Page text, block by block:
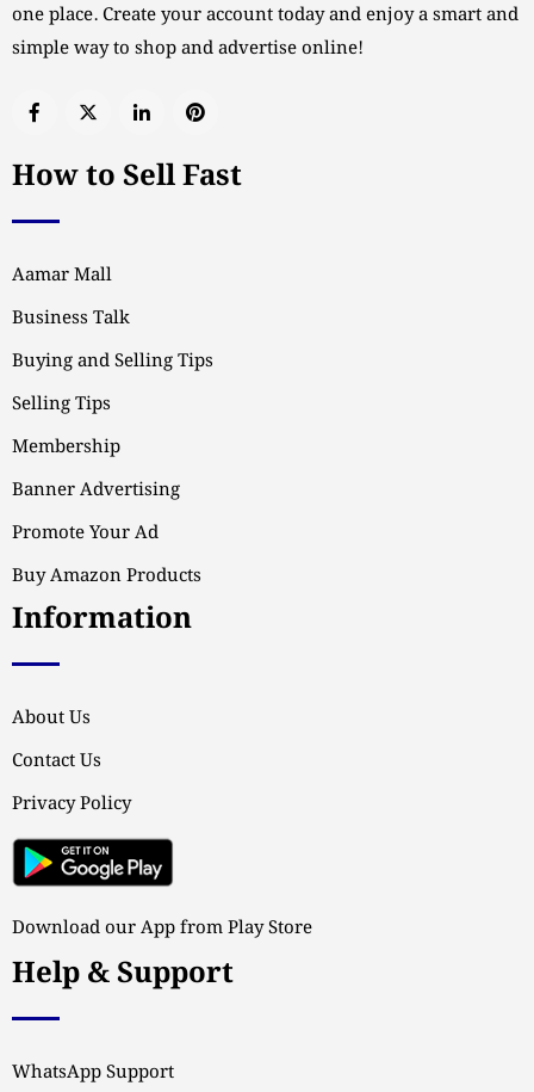
one place. Create your account today and enjoy a smart and
simple way to shop and advertise online!
How to Sell Fast
Aamar Mall
Business Talk
Buying and Selling Tips
Selling Tips
Membership
Banner Advertising
Promote Your Ad
Buy Amazon Products
Information
About Us
Contact Us
Privacy Policy
Download our App from Play Store
Help & Support
WhatsApp Support